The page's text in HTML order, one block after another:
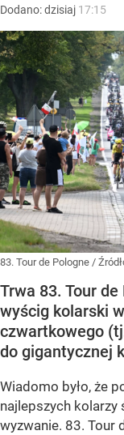
Dodano:dzisiaj 17:15
83. Tour de Pologne /
Trwa 83. Tour
wyścig kolarski
czwartkowego
do gigantycznej
Wiadomo było, że
najlepszych kolarzy
wyzwanie. 83. Tour